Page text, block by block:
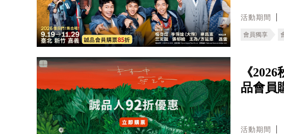
活動期間
會員獨享
《
品會員
活動期間